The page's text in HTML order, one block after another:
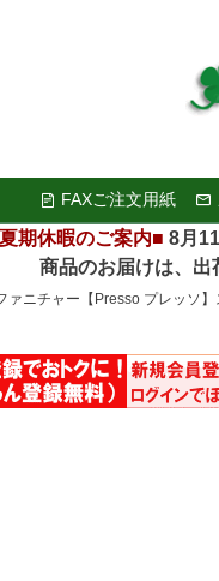
FAXご注文用紙
期休暇のご案内■ 8月
品のお届けは、出荷
ァニチャー【Presso プレッソ